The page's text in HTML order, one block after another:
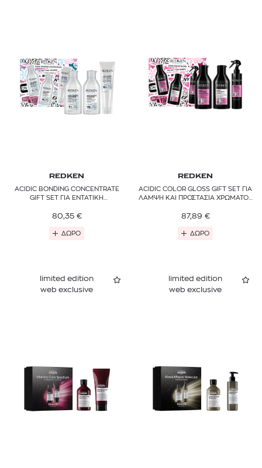
REDKEN
ACIDIC BONDING CONCENTRATE
GIFT SET ΓΙΑ ΕΝΤΑΤΙΚΗ
ΤΑΛΑΙΠΩΡΗΜΕΝΑ ΜΑΛΛΙΑ
80,35 €
ΔΩΡΟ
REDKEN
ACIDIC COLOR GLOSS GIFT SET ΓΙΑ
ΛΑΜΨΗ ΚΑΙ ΠΡΟΣΤΑΣΙΑ ΧΡΩΜΑΤΟΣ
87,89 €
ΔΩΡΟ
limited edition
web exclusive
limited edition
web exclusive